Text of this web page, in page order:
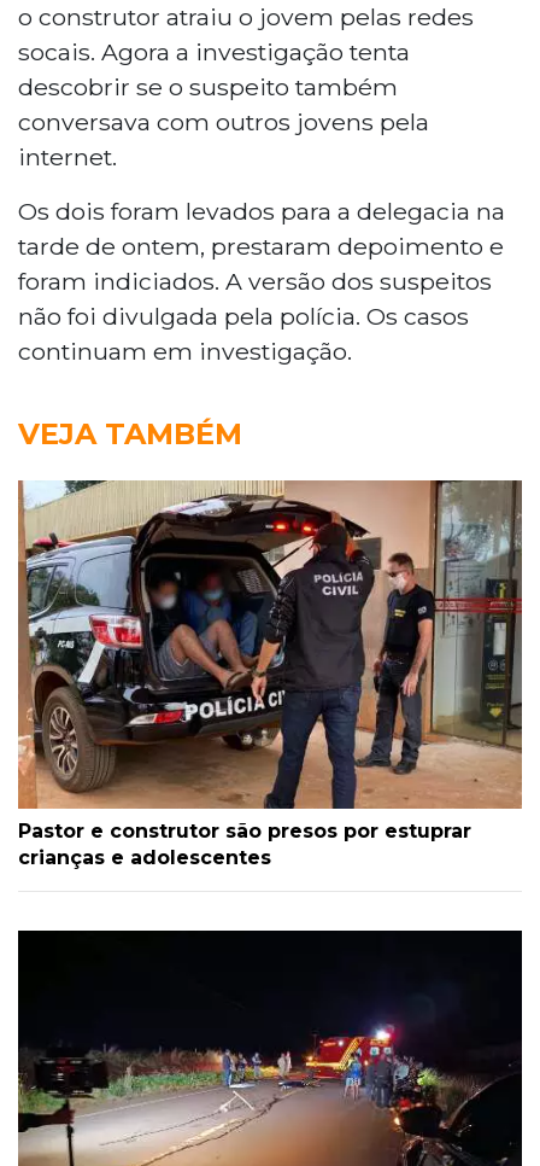
o construtor atraiu o jovem pelas redes
socais. Agora a investigação tenta
descobrir se o suspeito também
conversava com outros jovens pela
internet.
Os dois foram levados para a delegacia na
tarde de ontem, prestaram depoimento e
foram indiciados. A versão dos suspeitos
não foi divulgada pela polícia. Os casos
continuam em investigação.
VEJA TAMBÉM
Pastor e construtor são presos por estuprar
crianças e adolescentes